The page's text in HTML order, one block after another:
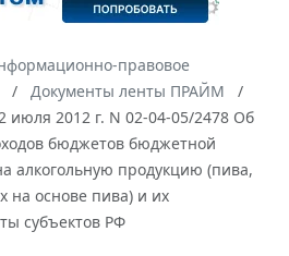
правовое
Документы ленты ПРАЙМ
2012 г. N 02-04-05/2478 Об
бюджетов бюджетной
алкогольную продукцию (пива,
на основе пива) и их
субъектов РФ